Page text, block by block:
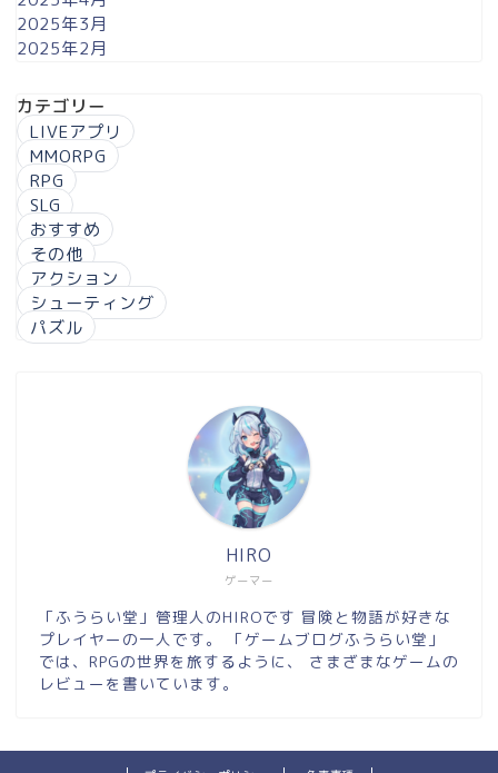
2025年3月
2025年2月
カテゴリー
LIVEアプリ
MMORPG
RPG
SLG
おすすめ
その他
アクション
シューティング
パズル
ゲーマー
HIRO
「ふうらい堂」管理人のHIROです 冒険と物語が好きな
プレイヤーの一人です。 「ゲームブログふうらい堂」
では、RPGの世界を旅するように、 さまざまなゲームの
レビューを書いています。